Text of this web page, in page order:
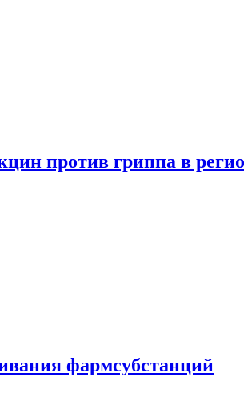
против гриппа в
фармсубстанций